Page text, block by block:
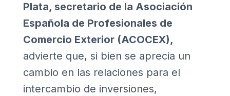
Plata, secretario de la Asociación
Española de Profesionales de
Comercio Exterior (ACOCEX),
advierte que, si bien se aprecia un
cambio en las relaciones para el
intercambio de inversiones,